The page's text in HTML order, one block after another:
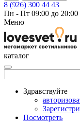
8 (926) 300 44 43
Пн - Пт 09:00 до 20:00
Меню
каталог
Здравствуйте
Посмотреть